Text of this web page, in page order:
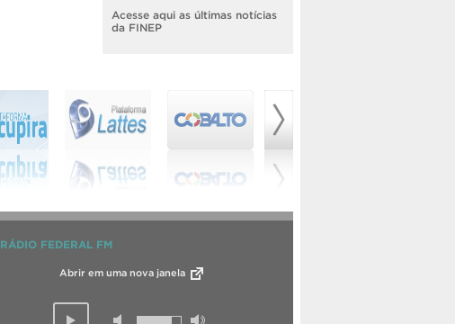
Acesse aqui as últimas notícias
da FINEP
RÁDIO FEDERAL FM
Abrir em uma nova janela